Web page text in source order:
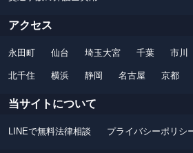
アクセス
永田町 仙台 埼玉大宮 千葉 市川
北千住 横浜 静岡 名古屋 京都
当サイトについて
LINEで無料法律相談 プライバシーポリシ